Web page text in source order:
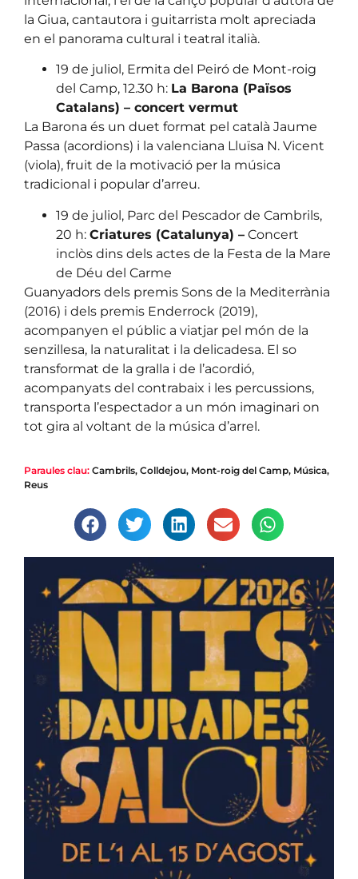
la Giua, cantautora i guitarrista molt apreciada
en el panorama cultural i teatral italià.
19 de juliol, Ermita del Peiró de Mont-roig
del Camp, 12.30 h: La Barona (Països
Catalans) – concert vermut
La Barona és un duet format pel català Jaume
Passa (acordions) i la valenciana Lluïsa N. Vicent
(viola), fruit de la motivació per la música
tradicional i popular d’arreu.
19 de juliol, Parc del Pescador de Cambrils,
20 h: Criatures (Catalunya) – Concert
inclòs dins dels actes de la Festa de la Mare
de Déu del Carme
Guanyadors dels premis Sons de la Mediterrània
(2016) i dels premis Enderrock (2019),
acompanyen el públic a viatjar pel món de la
senzillesa, la naturalitat i la delicadesa. El so
transformat de la gralla i de l’acordió,
acompanyats del contrabaix i les percussions,
transporta l’espectador a un món imaginari on
tot gira al voltant de la música d’arrel.
Paraules clau: Cambrils, Colldejou, Mont-roig del Camp, Música,
Reus